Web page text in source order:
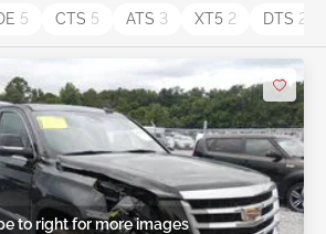
5 CTS 5 ATS 3 XT5 2 DTS 2
to right for more images